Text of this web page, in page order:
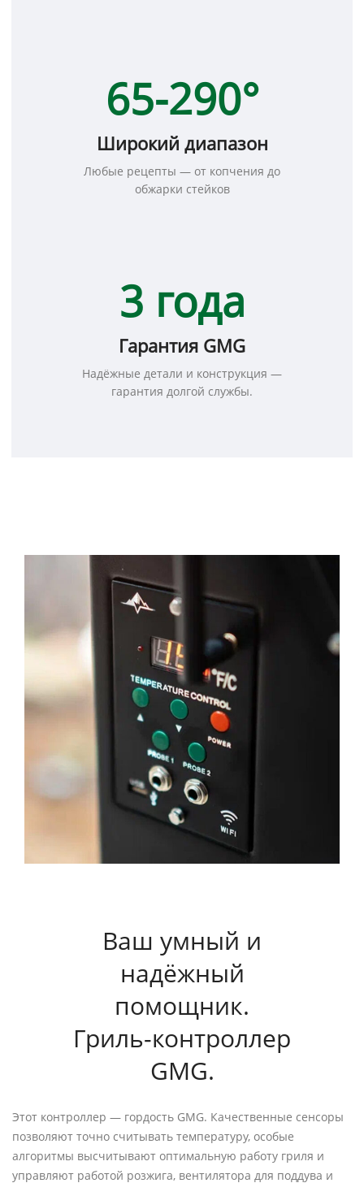
65-290°
Широкий диапазон
Любые рецепты — от копчения до
обжарки стейков
3 года
Гарантия GMG
Надёжные детали и конструкция —
гарантия долгой службы.
Ваш умный и
надёжный
помощник.
Гриль-контроллер
GMG.
Этот контроллер — гордость GMG. Качественные сенсоры
позволяют точно считывать температуру, особые
алгоритмы высчитывают оптимальную работу гриля и
управляют работой розжига, вентилятора для поддува и